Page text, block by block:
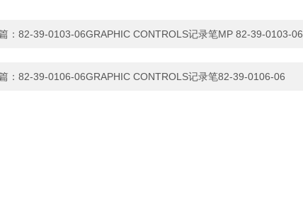
： 82-39-0103-06GRAPHIC CONTROLS记录笔MP 82-39-0103-06
： 82-39-0106-06GRAPHIC CONTROLS记录笔82-39-0106-06